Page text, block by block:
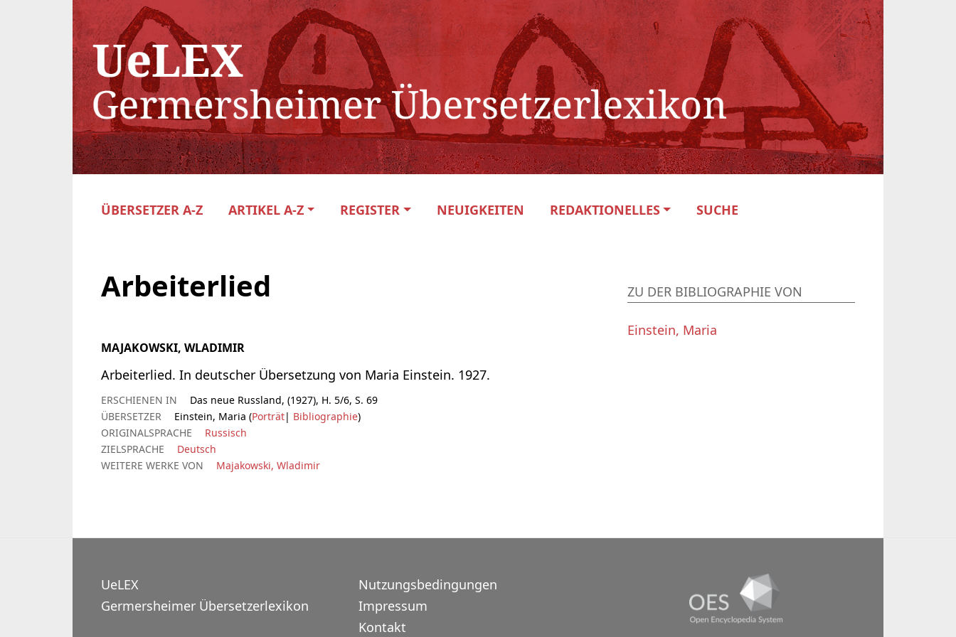
ÜBERSETZER A-Z ARTIKEL A-Z REGISTER NEUIGKEITEN REDAKTIONELLES SUCHE
Arbeiterlied
MAJAKOWSKI, WLADIMIR
Arbeiterlied. In deutscher Übersetzung von Maria Einstein. 1927.
ERSCHIENEN IN
Das neue Russland, (1927), H. 5/6, S. 69
ÜBERSETZER
Einstein, Maria (Porträt| Bibliographie)
ORIGINALSPRACHE
Russisch
ZIELSPRACHE
Deutsch
WEITERE WERKE VON
Majakowski, Wladimir
ZU DER BIBLIOGRAPHIE VON
Einstein, Maria
UeLEX
Germersheimer Übersetzerlexikon
Nutzungsbedingungen
Impressum
Kontakt